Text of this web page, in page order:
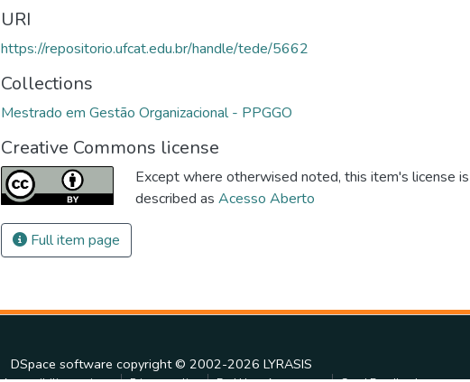
URI
https://repositorio.ufcat.edu.br/handle/tede/5662
Collections
Mestrado em Gestão Organizacional - PPGGO
Creative Commons license
Except where otherwised noted, this item's license is
described as Acesso Aberto
Full item page
DSpace software copyright © 2002-2026 LYRASIS